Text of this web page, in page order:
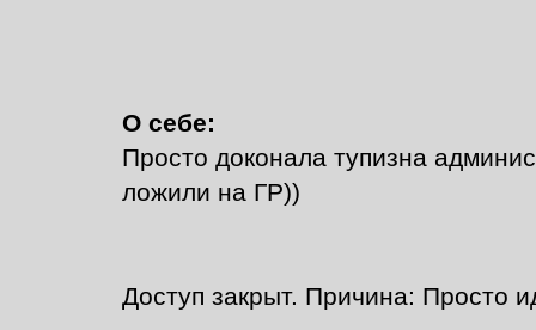
О себе:
Просто доконала тупизна
ложили на ГР))
Доступ закрыт. Причина: Просто